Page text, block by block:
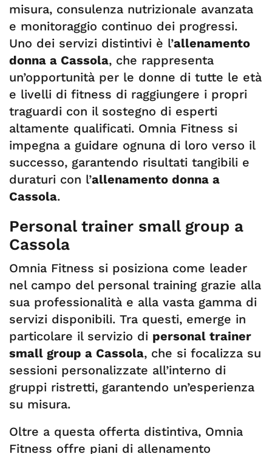
misura, consulenza nutrizionale avanzata
e monitoraggio continuo dei progressi.
Uno dei servizi distintivi è l’allenamento
donna a Cassola, che rappresenta
un’opportunità per le donne di tutte le età
e livelli di fitness di raggiungere i propri
traguardi con il sostegno di esperti
altamente qualificati. Omnia Fitness si
impegna a guidare ognuna di loro verso il
successo, garantendo risultati tangibili e
duraturi con l’allenamento donna a
Cassola.
Personal trainer small group a
Cassola
Omnia Fitness si posiziona come leader
nel campo del personal training grazie alla
sua professionalità e alla vasta gamma di
servizi disponibili. Tra questi, emerge in
particolare il servizio di personal trainer
small group a Cassola, che si focalizza su
sessioni personalizzate all’interno di
gruppi ristretti, garantendo un’esperienza
su misura.
Oltre a questa offerta distintiva, Omnia
Fitness offre piani di allenamento